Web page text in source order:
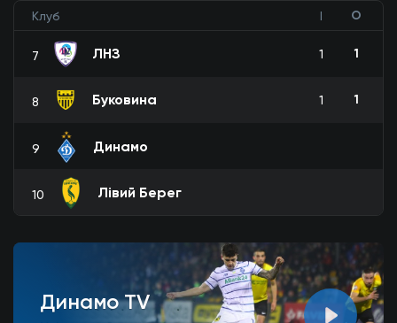
Клуб І О
7 ЛНЗ 1 1
8 Буковина 1 1
9 Динамо
10 Лівий Берег
Динамо TV